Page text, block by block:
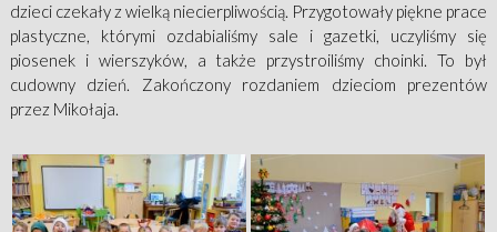
dzieci czekały z wielką niecierpliwością. Przygotowały piękne prace
plastyczne, którymi ozdabialiśmy sale i gazetki, uczyliśmy się
piosenek i wierszyków, a także przystroiliśmy choinki. To był
cudowny dzień. Zakończony rozdaniem dzieciom prezentów
przez Mikołaja.